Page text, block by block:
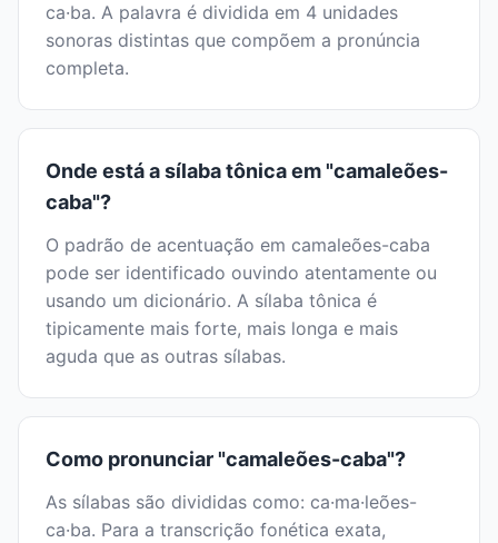
ca·ba. A palavra é dividida em 4 unidades
sonoras distintas que compõem a pronúncia
completa.
Onde está a sílaba tônica em "camaleões-
caba"?
O padrão de acentuação em camaleões-caba
pode ser identificado ouvindo atentamente ou
usando um dicionário. A sílaba tônica é
tipicamente mais forte, mais longa e mais
aguda que as outras sílabas.
Como pronunciar "camaleões-caba"?
As sílabas são divididas como: ca·ma·leões-
ca·ba. Para a transcrição fonética exata,